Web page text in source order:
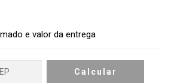
e valor da entrega